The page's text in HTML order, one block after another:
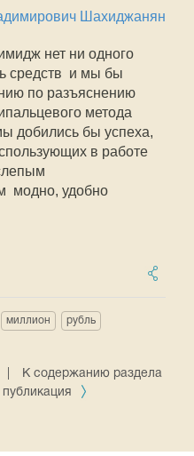
Шахиджанян
нет ни одного
средств  и мы бы
по разъяснению
метода
добились бы успеха,
в работе
модно, удобно
миллион рубль
К содержанию раздела